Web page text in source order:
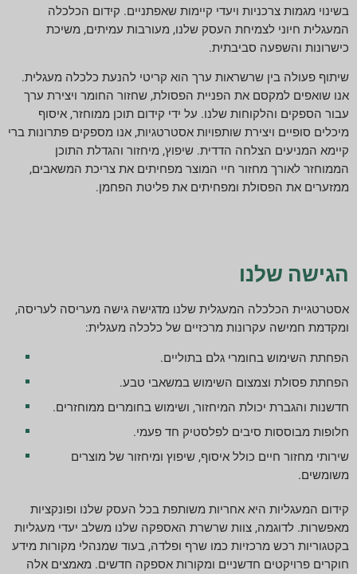
בשינוי מגמות צרכניות ויעדי קיימות שאפתניים. קידום הכלכלה
המעגלית חיוני לצמיחת העסק שלנו, מעורבות עמיתים, משיכת
כישרונות והשפעה סביבתית.
שיתוף פעולה בין שרשראות ערך הוא קריטי להנעת כלכלה מעגלית.
אנו שואפים למקסם את הפניית הפסולת, שחזור החומר ויצירת ערך
עבור הספקים והלקוחות שלנו. על ידי קידום תוכן ממוחזר, איסוף
מיכלים סופיים ויצירת שותפויות אסטרטגיות, אנו מספקים פתרונות ברי
קיימא המניעים הצלחה הדדית. שיפוץ, מיחזור והגדלת התוכן
הממוחזר לאורך מחזור חיי המוצר מפחיתים את צריכת המשאבים,
ממזערים את הפסולת ומפחיתים את פליטת הפחמן.
הגישה שלנו
אסטרטגיית הכלכלה המעגלית שלנו מדגישה גישה מעריסה לעריסה,
ומקדמת חמישה עקרונות מרכזיים של כלכלה מעגלית:
הפחתת השימוש בחומרי גלם בתוליים.
הפחתת פסולת וצמצום השימוש במשאבי טבע.
חדשנות והגברת יכולת המיחזור, ושימוש בחומרים ממוחזרים.
חלופות מבוססות סיבים לפלסטיק חד פעמי.
שירותי מחזור חיים כולל איסוף, שיפוץ ומיחזור של מוצרים
משומשים.
קידום המעגליות היא אחריות משותפת בכל העסק שלנו ופונקציות
מאפשרות. לדוגמה, צוות שרשרת האספקה שלנו משלב יעדי מעגליות
בקטגוריות רכש מרכזיות כמו שרף ופלדה, בעוד שמנהלי מקורות מידע
חוקרים פרויקטים חדשניים ומקורות אספקה חדשים. מאמצים אלה